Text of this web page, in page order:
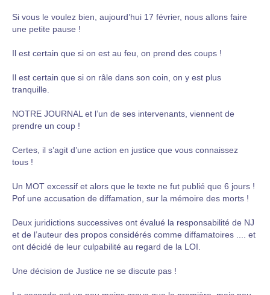
Si vous le voulez bien, aujourd’hui 17 février, nous allons faire
une petite pause !
Il est certain que si on est au feu, on prend des coups !
Il est certain que si on râle dans son coin, on y est plus
tranquille.
NOTRE JOURNAL et l’un de ses intervenants, viennent de
prendre un coup !
Certes, il s’agit d’une action en justice que vous connaissez
tous !
Un MOT excessif et alors que le texte ne fut publié que 6 jours !
Pof une accusation de diffamation, sur la mémoire des morts !
Deux juridictions successives ont évalué la responsabilité de NJ
et de l’auteur des propos considérés comme diffamatoires .... et
ont décidé de leur culpabilité au regard de la LOI.
Une décision de Justice ne se discute pas !